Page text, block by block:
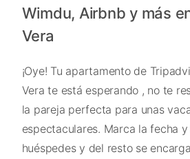
Wimdu, Airbnb y más
Vera
¡Oye! Tu apartamento de
Vera te está esperando , no te
la pareja perfecta para unas
espectaculares. Marca la fecha
huéspedes y del resto se